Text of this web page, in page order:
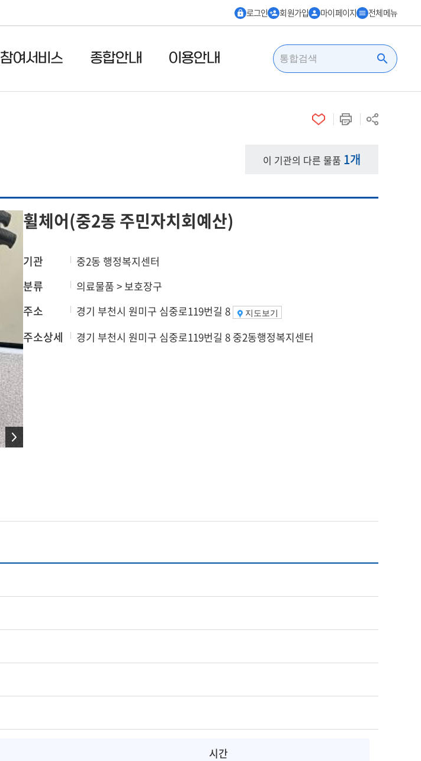
lock 로그인 person_add 회원가입 person 마이페이지 menu 전체메뉴
참여서비스 종합안내 이용안내 search
이 기관의 다른 물품 1개
휠체어(중2동 주민자치회예산)
기관 중2동 행정복지센터
분류 의료물품 > 보호장구
주소 경기 부천시 원미구 심중로119번길 8 지도보기
주소상세 경기 부천시 원미구 심중로119번길 8 중2동행정복지센터
시간